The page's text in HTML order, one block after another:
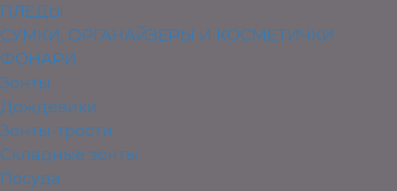
ПЛЕДЫ
СУМКИ, ОРГАНАЙЗЕРЫ И КОСМЕТИЧКИ
ФОНАРИ
Зонты
Дождевики
Зонты-трости
Складные зонты
Посуда